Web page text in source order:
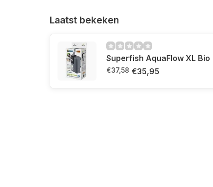
Laatst bekeken
Superfish AquaFlow XL Bio
€37,58 €35,95